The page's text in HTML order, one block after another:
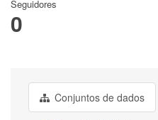
Seguidores
0
Conjuntos de dados